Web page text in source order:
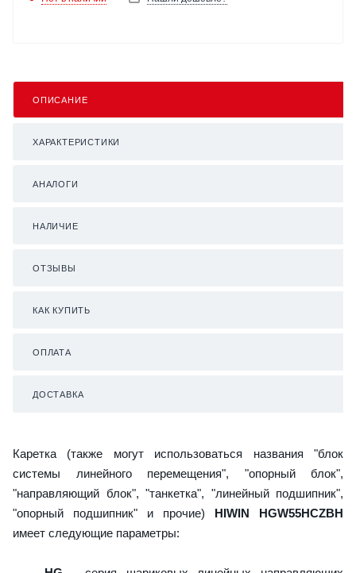
ОПИСАНИЕ
ХАРАКТЕРИСТИКИ
АНАЛОГИ
НАЛИЧИЕ
ОТЗЫВЫ
КАК КУПИТЬ
ОПЛАТА
ДОСТАВКА
Каретка (также могут использоваться названия "блок
системы линейного перемещения", "опорный блок",
"направляющий блок", "танкетка", "линейный подшипник",
"опорный подшипник" и прочие) HIWIN HGW55HCZBH
имеет следующие параметры: